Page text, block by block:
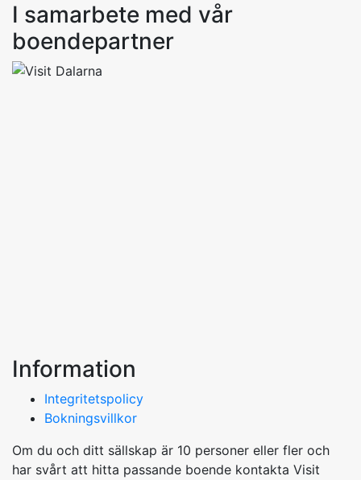
I samarbete med vår
boendepartner
Information
Integritetspolicy
Bokningsvillkor
Om du och ditt sällskap är 10 personer eller fler och
har svårt att hitta passande boende kontakta Visit